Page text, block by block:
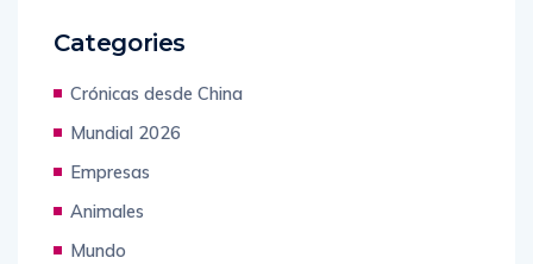
Categories
Crónicas desde China
Mundial 2026
Empresas
Animales
Mundo